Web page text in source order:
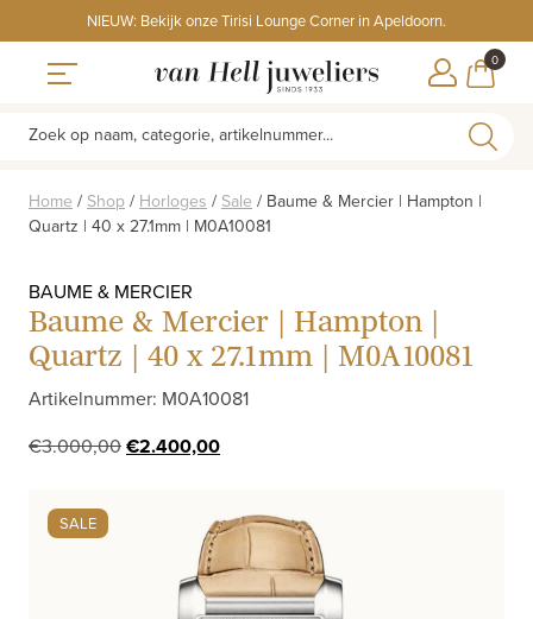
to
content
NIEUW: Bekijk onze Tirisi Lounge Corner in Apeldoorn.
0
Zoek op naam, categorie, artikelnummer...
Home / Shop / Horloges / Sale / Baume & Mercier | Hampton |
Quartz | 40 x 27.1mm | M0A10081
BAUME & MERCIER
Baume & Mercier | Hampton |
Quartz | 40 x 27.1mm | M0A10081
Artikelnummer: M0A10081
€3.000,00Oorspronkelijke
€3.000,00.
€2.400,00Huidige
€2.400,00.
SALE